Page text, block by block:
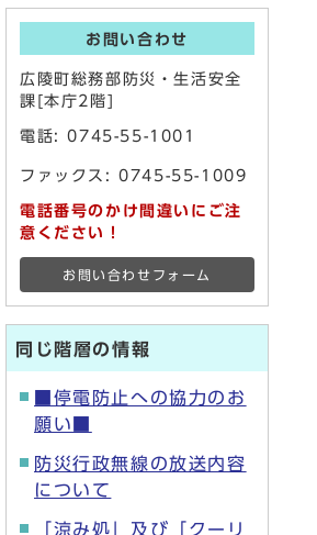
お問い合わせ
広陵町総務部防災・生活安全
課[本庁2階]
電話:0745-55-1001
ファックス: 0745-55-1009
電話番号のかけ間違いにご注
意ください！
お問い合わせフォーム
同じ階層の情報
■停電防止への協力のお
願い■
防災行政無線の放送内容
について
「涼み処」及び「クーリ